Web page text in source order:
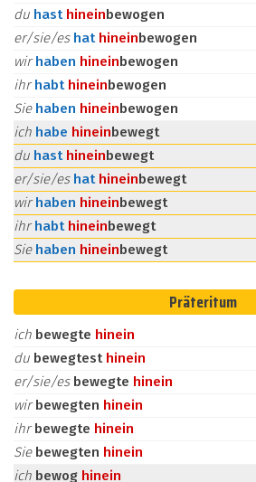
du hast hineinbewogen
er/sie/es hat hineinbewogen
wirhaben hineinbewogen
ihrhabt hineinbewogen
Sie haben hineinbewogen
ich habe hineinbewegt
du hast hineinbewegt
er/sie/es hat hineinbewegt
wirhaben hineinbewegt
ihrhabt hineinbewegt
Sie haben hineinbewegt
Präteritum
ich bewegte hinein
du bewegtest hinein
er/sie/es bewegte hinein
wirbewegten hinein
ihrbewegte hinein
Sie bewegten hinein
ich bewog hinein